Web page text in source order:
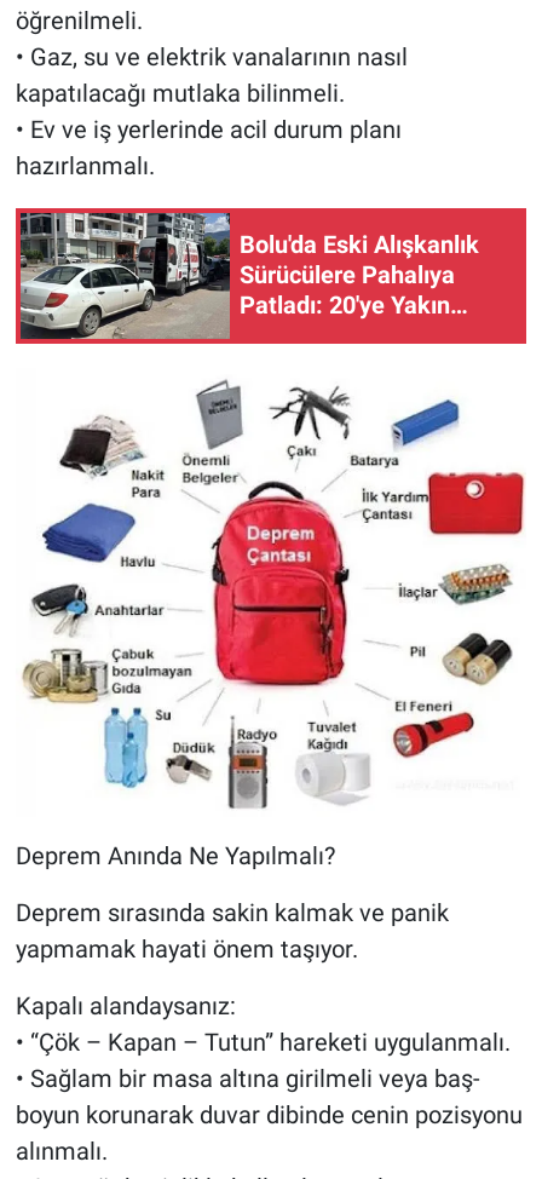
öğrenilmeli.
• Gaz, su ve elektrik vanalarının nasıl
kapatılacağı mutlaka bilinmeli.
• Ev ve iş yerlerinde acil durum planı
hazırlanmalı.
Bolu'da Eski Alışkanlık
Sürücülere Pahalıya
Patladı: 20'ye Yakın
Deprem Anında Ne Yapılmalı?
Deprem sırasında sakin kalmak ve panik
yapmamak hayati önem taşıyor.
Kapalı alandaysanız:
• “Çök – Kapan – Tutun” hareketi uygulanmalı.
• Sağlam bir masa altına girilmeli veya baş-
boyun korunarak duvar dibinde cenin pozisyonu
alınmalı.